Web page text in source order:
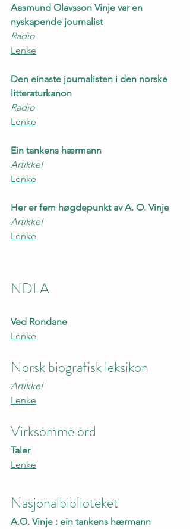
Aasmund Olavsson Vinje var en
nyskapende journalist
Radio
Lenke
Den einaste journalisten i den norske
litteraturkanon
Radio
Lenke
Ein tankens hærmann
Artikkel
Lenke
Her er fem høgdepunkt av A. O. Vinje
Artikkel
Lenke
NDLA
Ved Rondane
Lenke
Norsk biografisk leksikon
Artikkel
Lenke
Virksomme ord
Taler
Lenke
Nasjonalbiblioteket
A.O. Vinje : ein tankens hærmann